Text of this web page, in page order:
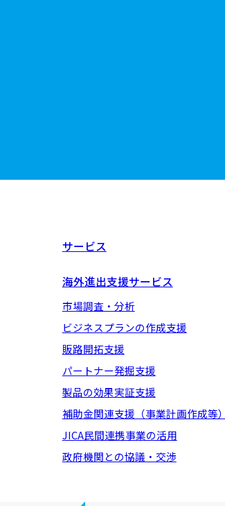
サービス
海外進出支援サービス
市場調査・分析
ビジネスプランの作成支援
販路開拓支援
パートナー発掘支援
製品の効果実証支援
補助金関連支援（事業計画作成等）
JICA民間連携事業の活用
政府機関との協議・交渉